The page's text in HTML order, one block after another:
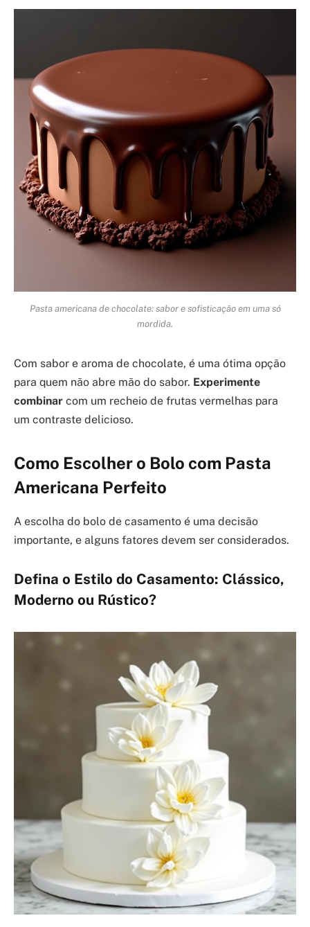
Pasta americana de chocolate: sabor e sofisticação em uma só
mordida.
Com sabor e aroma de chocolate, é uma ótima opção
para quem não abre mão do sabor. Experimente
combinar com um recheio de frutas vermelhas para
um contraste delicioso.
Como Escolher o Bolo com Pasta
Americana Perfeito
A escolha do bolo de casamento é uma decisão
importante, e alguns fatores devem ser considerados.
Defina o Estilo do Casamento: Clássico,
Moderno ou Rústico?